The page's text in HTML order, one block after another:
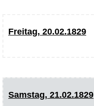
Freitag, 20.02.1829
Samstag, 21.02.1829